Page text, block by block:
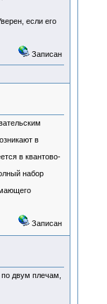
если его
Записан
в
в квантово-
набор
Записан
двум плечам,